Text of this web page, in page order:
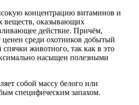
концентрацию витаминов и
веществ, оказывающих
действие. Причём,
среди охотников добытый
животного, так как в это
насыщен полезными
собой массу белого или
специфическим запахом.